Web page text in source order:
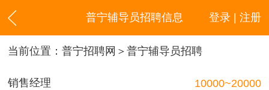
登录 | 注册
普宁辅导员招聘信息
当前位置： 普宁招聘网 ＞普宁辅导员招聘
销售经理 10000~20000